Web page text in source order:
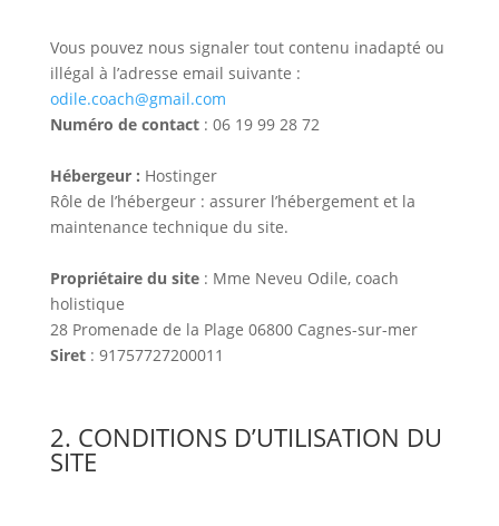
Vous pouvez nous signaler tout contenu inadapté ou
illégal à l’adresse email suivante :
odile.coach@gmail.com
Numéro de contact: 06 19 99 28 72
Hébergeur : Hostinger
Rôle de l’hébergeur : assurer l’hébergement et la
maintenance technique du site.
Propriétaire du site: Mme Neveu Odile, coach
holistique
28 Promenade de la Plage 06800 Cagnes-sur-mer
Siret: 91757727200011
2. CONDITIONS D’UTILISATION DU
SITE